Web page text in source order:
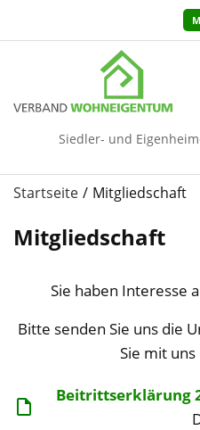
Siedler- und
Startseite Mitgliedschaft
Mitgliedschaft
Sie haben Interesse
Bitte senden Sie uns die
Sie mit
Beitrittserklärung